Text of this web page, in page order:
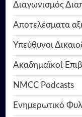
Διαγωνισμός
Αποτελέσματα
Υπεύθυνοι
Ακαδημαϊκοί
NMCC Podcasts
Ενημερωτικό